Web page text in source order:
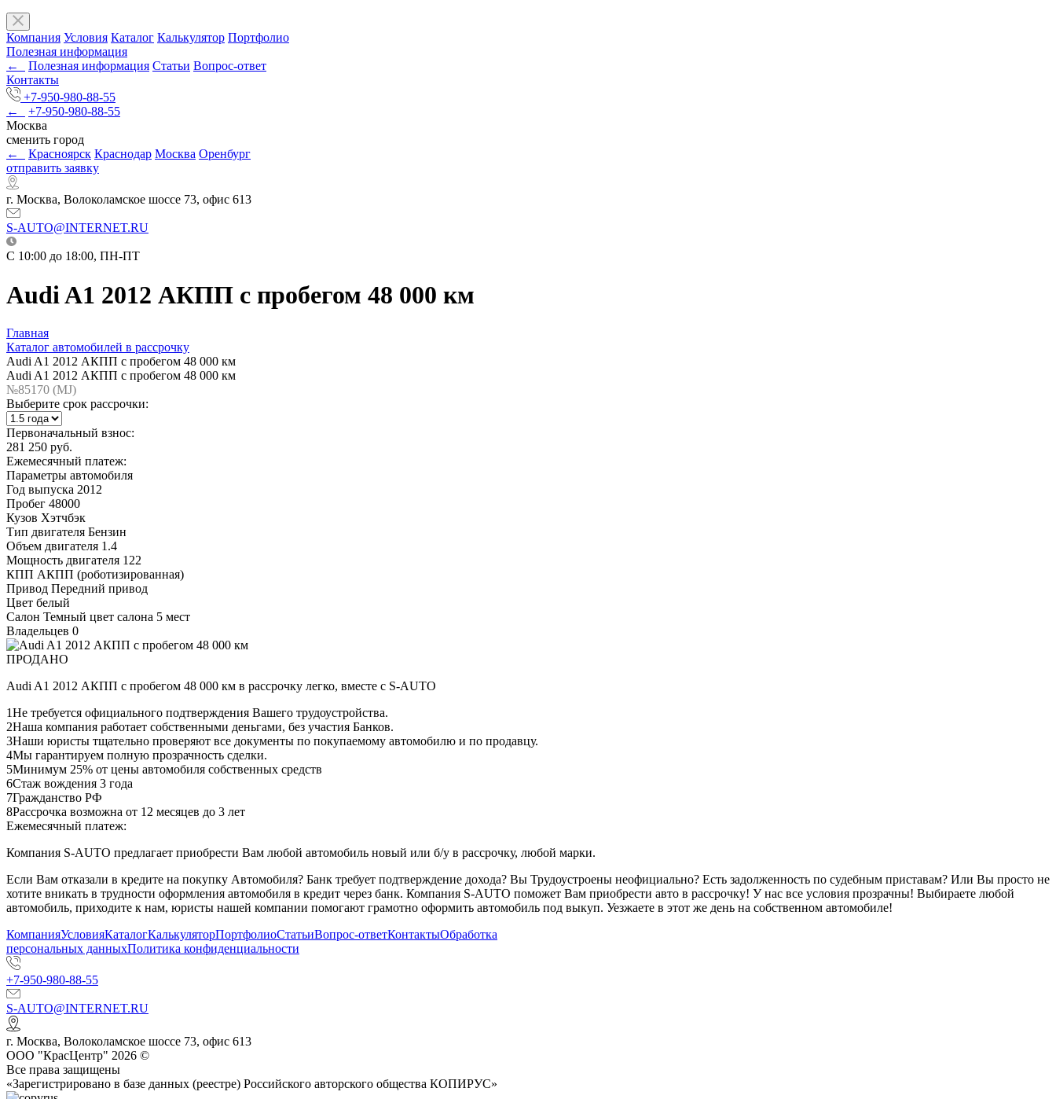
Компания Условия Каталог Калькулятор Портфолио
Полезная информация
←
Полезная информация Статьи Вопрос-ответ
Контакты
+7-950-980-88-55
←
+7-950-980-88-55
Москва
сменить город
←
Красноярск Краснодар Москва Оренбург
отправить заявку
г. Москва, Волоколамское шоссе 73, офис 613
S-AUTO@INTERNET.RU
C 10:00 до 18:00, ПН-ПТ
Audi A1 2012 АКПП с пробегом 48 000 км
Главная
Каталог автомобилей в рассрочку
Audi A1 2012 АКПП с пробегом 48 000 км
Audi A1 2012 АКПП с пробегом 48 000 км
№85170 (МJ)
Выберите срок рассрочки:
Первоначальный взнос:
281 250 руб.
Ежемесячный платеж:
Параметры автомобиля
Год выпуска 2012
Пробег 48000
Кузов Хэтчбэк
Тип двигателя Бензин
Объем двигателя 1.4
Мощность двигателя 122
КПП АКПП (роботизированная)
Привод Передний привод
Цвет белый
Салон Темный цвет салона 5 мест
Владельцев 0
ПРОДАНО
Audi A1 2012 АКПП с пробегом 48 000 км в рассрочку легко, вместе с S-AUTO
1Не требуется официального подтверждения Вашего трудоустройства.
2Наша компания работает собственными деньгами, без участия Банков.
3Наши юристы тщательно проверяют все документы по покупаемому автомобилю и по продавцу.
4Мы гарантируем полную прозрачность сделки.
5Минимум 25% от цены автомобиля собственных средств
6Стаж вождения 3 года
7Гражданство РФ
8Рассрочка возможна от 12 месяцев до 3 лет
Ежемесячный платеж:
Компания S-AUTO предлагает приобрести Вам любой автомобиль новый или б/у в рассрочку, любой марки.
Если Вам отказали в кредите на покупку Автомобиля? Банк требует подтверждение дохода? Вы Трудоустроены неофициально? Есть задолженность по судебным приставам? Или Вы просто не
хотите вникать в трудности оформления автомобиля в кредит через банк. Компания S-AUTO поможет Вам приобрести авто в рассрочку! У нас все условия прозрачны! Выбираете любой
автомобиль, приходите к нам, юристы нашей компании помогают грамотно оформить автомобиль под выкуп. Уезжаете в этот же день на собственном автомобиле!
КомпанияУсловияКаталогКалькуляторПортфолиоСтатьиВопрос-ответКонтактыОбработка
персональных данныхПолитика конфиденциальности
+7-950-980-88-55
S-AUTO@INTERNET.RU
г. Москва, Волоколамское шоссе 73, офис 613
ООО "КрасЦентр" 2026 ©
Все права защищены
«Зарегистрировано в базе данных (реестре) Российского авторского общества КОПИРУС»